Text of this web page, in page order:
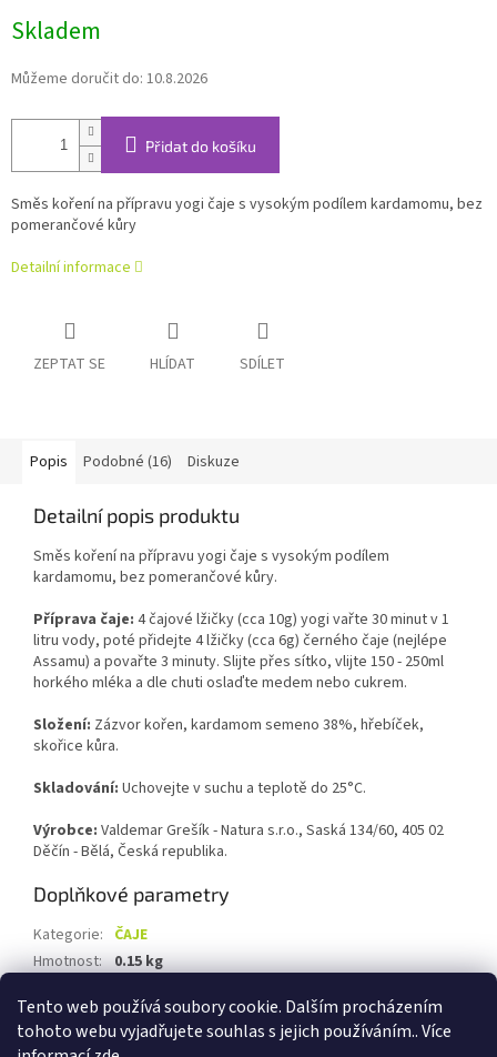
Tento web používá soubory cookie. Dalším procházením
tohoto webu vyjadřujete souhlas s jejich používáním.. Více
Skladem
Můžeme doručit do: 10.8.2026
Přidat do košíku
Směs koření na přípravu yogi čaje s vysokým podílem kardamomu, bez
pomerančové kůry
Detailní informace
ZEPTAT SE HLÍDAT SDÍLET
Popis Podobné (16) Diskuze
Detailní popis produktu
Směs koření na přípravu yogi čaje s vysokým podílem
kardamomu, bez pomerančové kůry.
Příprava čaje: 4 čajové lžičky (cca 10g) yogi vařte 30 minut v 1
litru vody, poté přidejte 4 lžičky (cca 6g) černého čaje (nejlépe
Assamu) a povařte 3 minuty. Slijte přes sítko, vlijte 150 - 250ml
horkého mléka a dle chuti oslaďte medem nebo cukrem.
Složení: Zázvor kořen, kardamom semeno 38%, hřebíček,
skořice kůra.
Skladování: Uchovejte v suchu a teplotě do 25°C.
Výrobce: Valdemar Grešík - Natura s.r.o., Saská 134/60, 405 02
Děčín - Bělá, Česká republika.
Doplňkové parametry
Kategorie: ČAJE
Hmotnost: 0.15 kg